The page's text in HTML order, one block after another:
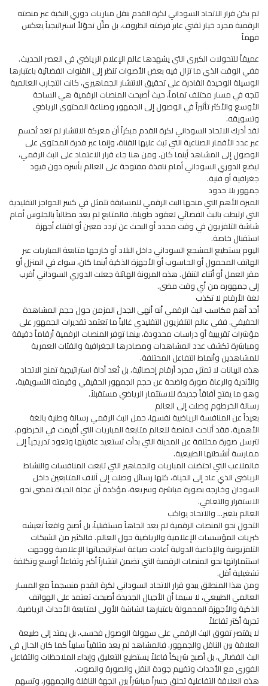
لم يكن قرار الاتحاد السوداني لكرة القدم بنقل مباريات دوري النخبة عبر منصته
الرقمية مجرد خيار تقني عابر فرضته الظروف، بل مثّل تحوّلاً استراتيجياً يعكس
فهماً
عميقاً للتحولات الكبرى التي يشهدها عالم الإعلام الرياضي في العصر الحديث.
ففي الوقت الذي ما تزال فيه بعض الأصوات تنظر إلى القنوات الفضائية باعتبارها
الوسيلة الوحيدة القادرة على تحقيق الانتشار الجماهيري، كانت التجارب العالمية
تتجه في مسار مختلف تماماً، حيث أصبحت المنصات الرقمية هي الساحة
الأوسع والأكثر تأثيراً في الوصول إلى الجمهور وصناعة المحتوى الرياضي
وتسويقه.
لقد أدرك الاتحاد السوداني لكرة القدم مبكراً أن معركة الانتشار لم تعد تُحسم
عبر عدد الأقمار الصناعية التي تبث عليها القناة، وإنما عبر قدرة المحتوى على
الوصول إلى المشاهد أينما كان. ومن هنا جاء قرار الاعتماد على البث الرقمي،
ليضع الدوري السوداني أمام نافذة مفتوحة على العالم بأسره دون قيود
جغرافية أو فنية.
جمهور بلا حدود
الميزة الأهم التي منحها البث الرقمي للمسابقة تتمثل في كسر الحواجز التقليدية
التي ارتبطت بالبث الفضائي لعقود طويلة. فالمتابع لم يعد مطالباً بالجلوس أمام
شاشة التلفزيون في وقت محدد أو البحث عن تردد معين أو اقتناء أجهزة
استقبال خاصة.
اليوم يستطيع المشجع السوداني داخل البلاد أو خارجها متابعة المباريات عبر
الهاتف المحمول أو الحاسوب أو الأجهزة الذكية أينما كان، سواء في المنزل أو
مقر العمل أو أثناء التنقل. هذه المرونة الهائلة جعلت الدوري السوداني أقرب
إلى جمهوره من أي وقت مضى.
لغة الأرقام لا تكذب
أحد أهم مكاسب البث الرقمي أنه أنهى الجدل المزمن حول حجم المشاهدة
الحقيقي. ففي عالم التلفزيون التقليدي غالباً ما تعتمد تقديرات الجمهور على
مؤشرات تقريبية أو دراسات محدودة، بينما توفر المنصات الرقمية أرقاماً دقيقة
ومباشرة تكشف عدد المشاهدات ومصادرها الجغرافية والفئات العمرية
للمشاهدين وأنماط التفاعل المختلفة.
هذه البيانات لا تمثل مجرد أرقام إحصائية، بل تُعد أداة استراتيجية تمنح الاتحاد
والأندية والرعاة صورة واضحة عن حجم الجمهور الحقيقي وقيمته التسويقية،
وهو ما يفتح آفاقاً جديدة للاستثمار الرياضي مستقبلاً.
رسالة الخرطوم وصلت إلى العالم
بعيداً عن المنافسة الرياضية نفسها، حمل البث الرقمي رسالة وطنية بالغة
الأهمية. فقد أتاحت المنصة للعالم متابعة المباريات التي أُقيمت في الخرطوم،
لترسل صورة مختلفة عن المدينة التي بدأت تستعيد عافيتها وتعود تدريجياً إلى
ممارسة أنشطتها الطبيعية.
فالملاعب التي احتضنت المباريات والجماهير التي تابعت المنافسات والنشاط
الرياضي الذي عاد إلى الحياة، كلها رسائل وصلت إلى آلاف المتابعين داخل
السودان وخارجه بصورة مباشرة وسريعة، مؤكدة أن عجلة الحياة تمضي نحو
الاستقرار والتعافي.
العالم يتغير... والاتحاد يواكب
التحول نحو المنصات الرقمية لم يعد اتجاهاً مستقبلياً، بل أصبح واقعاً تعيشه
كبريات المؤسسات الإعلامية والرياضية حول العالم. فالكثير من الشبكات
التلفزيونية والإذاعية الدولية أعادت صياغة استراتيجياتها الإعلامية ووجهت
استثماراتها نحو المنصات الرقمية التي تضمن انتشاراً أكبر وتفاعلاً أوسع وتكلفة
تشغيلية أقل.
ومن هذا المنطلق يبدو قرار الاتحاد السوداني لكرة القدم منسجماً مع المسار
العالمي الطبيعي، لا سيما أن الأجيال الجديدة أصبحت تعتمد على الهواتف
الذكية والأجهزة المحمولة باعتبارها الشاشة الأولى لمتابعة الأحداث الرياضية.
تجربة أكثر تفاعلاً
لا يقتصر تفوق البث الرقمي على سهولة الوصول فحسب، بل يمتد إلى طبيعة
العلاقة بين الناقل والجمهور. فالمشاهد لم يعد متلقياً سلبياً كما كان الحال في
البث الفضائي، بل أصبح شريكاً فاعلاً يستطيع التعليق وإبداء الملاحظات والتفاعل
الفوري مع الأحداث وتقييم جودة النقل والصورة والصوت.
هذه العلاقة التفاعلية تخلق جسراً مباشراً بين الجهة الناقلة والجمهور، وتسهم